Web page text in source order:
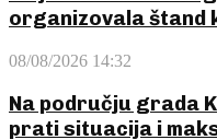
organizovala štand
08/08/2026 14:32
Na području grada
prati situacija i